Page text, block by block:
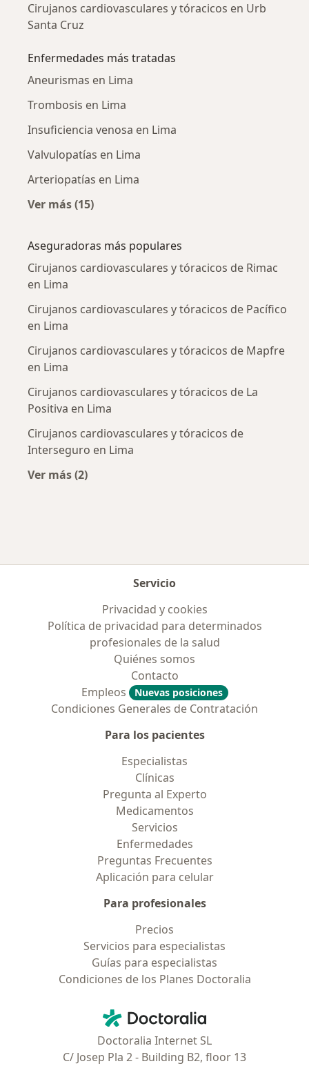
Cirujanos cardiovasculares y tóracicos en Urb
Santa Cruz
Enfermedades más tratadas
Aneurismas en Lima
Trombosis en Lima
Insuficiencia venosa en Lima
Valvulopatías en Lima
Arteriopatías en Lima
Ver más (15)
Aseguradoras más populares
Cirujanos cardiovasculares y tóracicos de Rimac
en Lima
Cirujanos cardiovasculares y tóracicos de Pacífico
en Lima
Cirujanos cardiovasculares y tóracicos de Mapfre
en Lima
Cirujanos cardiovasculares y tóracicos de La
Positiva en Lima
Cirujanos cardiovasculares y tóracicos de
Interseguro en Lima
Ver más (2)
Servicio
Privacidad y cookies
Política de privacidad para determinados
profesionales de la salud
Quiénes somos
Contacto
Empleos
Nuevas posiciones
Condiciones Generales de Contratación
Para los pacientes
Especialistas
Clínicas
Pregunta al Experto
Medicamentos
Servicios
Enfermedades
Preguntas Frecuentes
Aplicación para celular
Para profesionales
Precios
Servicios para especialistas
Guías para especialistas
Condiciones de los Planes Doctoralia
Doctoralia - Página de inicio
Doctoralia Internet SL
C/ Josep Pla 2 - Building B2, floor 13